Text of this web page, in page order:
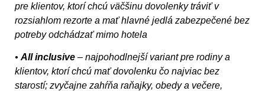
pre klientov, ktorí chcú väčšinu dovolenky tráviť v
rozsiahlom rezorte a mať hlavné jedlá zabezpečené bez
potreby odchádzať mimo hotela
• All inclusive – najpohodlnejší variant pre rodiny a
klientov, ktorí chcú mať dovolenku čo najviac bez
starostí; zvyčajne zahŕňa raňajky, obedy a večere,